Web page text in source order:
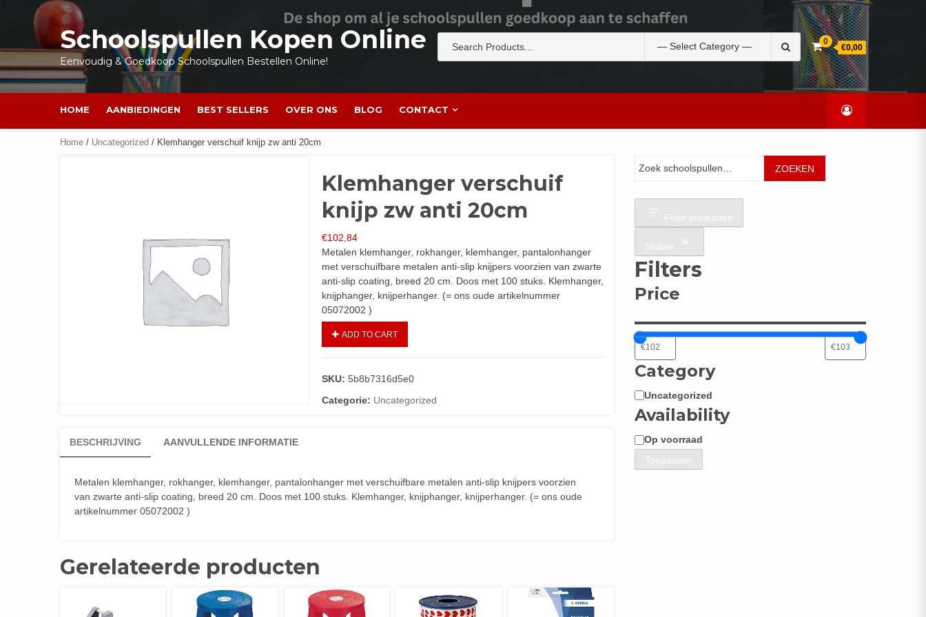
inhoud
Schoolspullen Kopen Online
Eenvoudig & Goedkoop Schoolspullen Bestellen Online!
naar:
0
€0,00
HOME AANBIEDINGEN BEST SELLERS OVER ONS BLOG CONTACT
Home / Uncategorized / Klemhanger verschuif knijp zw anti 20cm
Klemhanger verschuif
knijp zw anti 20cm
€102,84
Metalen klemhanger, rokhanger, klemhanger, pantalonhanger
met verschuifbare metalen anti-slip knijpers voorzien van zwarte
anti-slip coating, breed 20 cm. Doos met 100 stuks. Klemhanger,
knijphanger, knijperhanger. (= ons oude artikelnummer
05072002 )
ADD TO CART
SKU: 5b8b7316d5e0
Categorie: Uncategorized
BESCHRIJVING AANVULLENDE INFORMATIE
Metalen klemhanger, rokhanger, klemhanger, pantalonhanger met verschuifbare metalen anti-slip knijpers voorzien
van zwarte anti-slip coating, breed 20 cm. Doos met 100 stuks. Klemhanger, knijphanger, knijperhanger. (= ons oude
artikelnummer 05072002 )
Gerelateerde producten
ZOEKEN
Filter producten
Sluiten
Filters
Price
Category
Categorie
Uncategorized
Availability
Beschikbaarheid
Op voorraad
Toepassen